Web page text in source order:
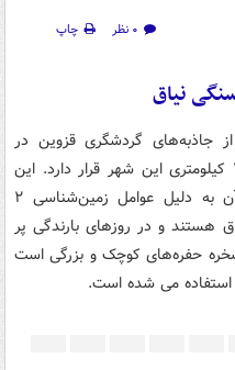
۰ نظر
چاپ
نیاق
جاذبه‌های گردشگری قزوین در
روستایی به همین نام است که در ۱۷ کیلومتری این شهر قرار دارد. این
ایوان صخره‌ بلندی است که اطراف آن به دلیل عوامل زمین‌شناسی ۲
هستند و در روزهای بارندگی پر
حفره‌های کوچک و بزرگی است
استفاده می شده است.